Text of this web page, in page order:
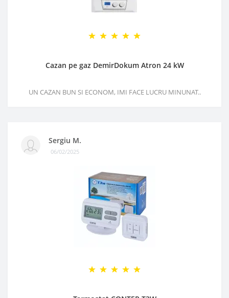
Cazan pe gaz DemirDokum Atron 24 kW
UN CAZAN BUN SI ECONOM, IMI FACE LUCRU MINUNAT..
Sergiu M.
06/02/2025